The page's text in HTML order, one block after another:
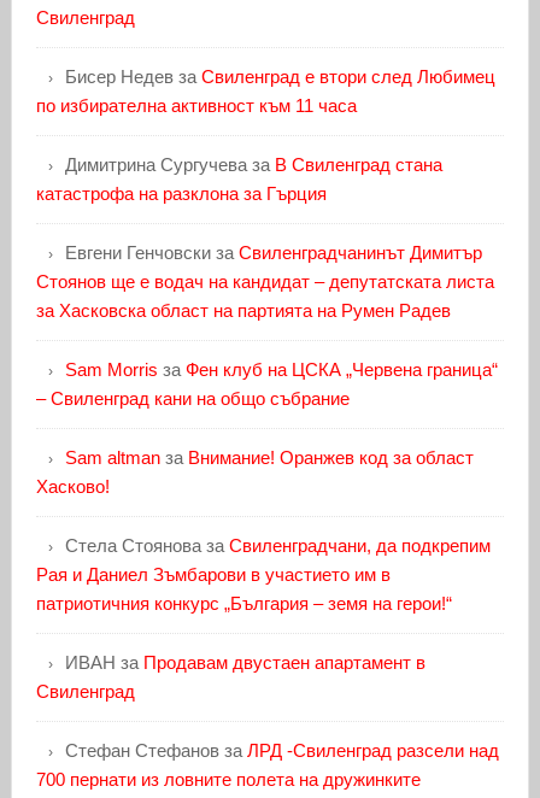
Свиленград
Бисер Недевза Свиленград е втори след Любимец
по избирателна активност към 11 часа
Димитрина Сургучеваза В Свиленград стана
катастрофа на разклона за Гърция
Евгени Генчовскиза Свиленградчанинът Димитър
Стоянов ще е водач на кандидат – депутатската листа
за Хасковска област на партията на Румен Радев
Sam Morris за Фен клуб на ЦСКА „Червена граница“
– Свиленград кани на общо събрание
Sam altmanза Внимание! Оранжев код за област
Хасково!
Стела Стояноваза Свиленградчани, да подкрепим
Рая и Даниел Зъмбарови в участието им в
патриотичния конкурс „България – земя на герои!“
ИВАН за Продавам двустаен апартамент в
Свиленград
Стефан Стефановза ЛРД -Свиленград разсели над
700 пернати из ловните полета на дружинките